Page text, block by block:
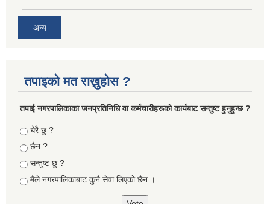
अन्य
तपाइको मत राख्नुहोस ?
तपा‌ई नगरपालिकाका जनप्रतिनिधि वा कर्मचारीहरूकाे कार्यबाट सन्तुष्ट हुनुहुन्छ ?
Choices
धेरै छु ?
छैन ?
सन्तुष्ट छु ?
मैले नगरपालिकाबाट कुनै सेवा लिएकाे छैन ।